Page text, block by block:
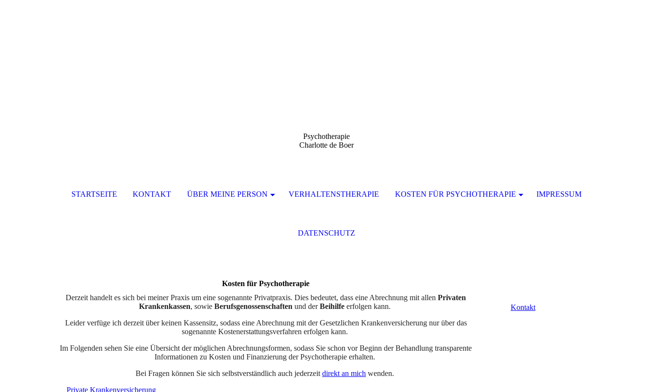
Psychotherapie
Charlotte de Boer
STARTSEITE KONTAKT ÜBER MEINE PERSON VERHALTENSTHERAPIE KOSTEN FÜR PSYCHOTHERAPIE IMPRESSUM
DATENSCHUTZ
Kosten für Psychotherapie
Derzeit handelt es sich bei meiner Praxis um eine sogenannte Privatpraxis. Dies bedeutet, dass eine Abrechnung mit allen Privaten
Krankenkassen, sowie Berufsgenossenschaften und derBeihilfe erfolgen kann.
Leider verfüge ich derzeit über keinen Kassensitz, sodass eine Abrechnung mit der Gesetzlichen Krankenversicherung nur über das
sogenannte Kostenerstattungsverfahren erfolgen kann.
Im Folgenden sehen Sie eine Übersicht der möglichen Abrechnungsformen, sodass Sie schon vor Beginn der Behandlung transparente
Informationen zu Kosten und Finanzierung der Psychotherapie erhalten.
Bei Fragen können Sie sich selbstverständlich auch jederzeit direkt an mich wenden.
Private Krankenversicherung
Kontakt